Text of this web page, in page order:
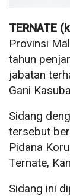
TERNATE
Provinsi
tahun
jabatan
Gani
Sidang
tersebut
Pidana
Ternate,
Sidang ini